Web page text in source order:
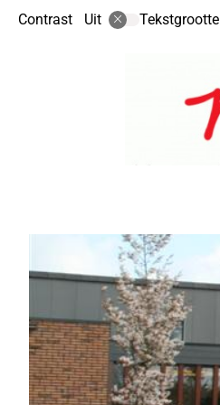
Contrast Uit Tekstgrootte